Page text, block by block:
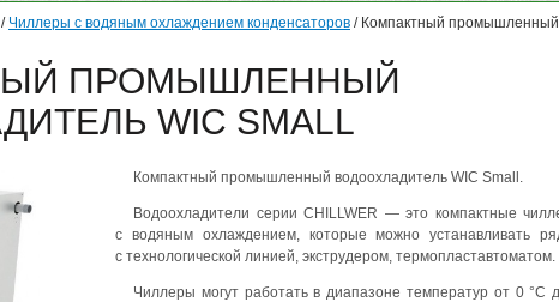
/ Чиллеры с водяным охлаждением конденсаторов / Компактный промышленный
ПРОМЫШЛЕННЫЙ
WIC SMALL
Компактный промышленный водоохладитель WIC Small.
Водоохладители серии CHILLWER — это компактные
с водяным охлаждением, которые можно устанавливать
с технологической линией, экструдером, термопластавтоматом.
Чиллеры могут работать в диапазоне температур от 0 °C